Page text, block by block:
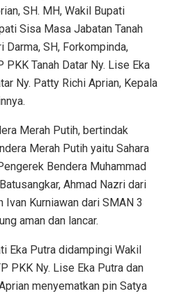
SH. MH, Wakil Bupati
Sisa Masa Jabatan Tanah
SH, Forkompinda,
PKK Tanah Datar Ny. Lise Eka
Ny. Patty Richi Aprian, Kepala
Merah Putih, bertindak
Merah Putih yaitu Sahara
Bendera Muhammad
Ahmad Nazri dari
Ivan Kurniawan dari SMAN 3
aman dan lancar.
Eka Putra didampingi Wakil
PKK Ny. Lise Eka Putra dan
menyematkan pin Satya